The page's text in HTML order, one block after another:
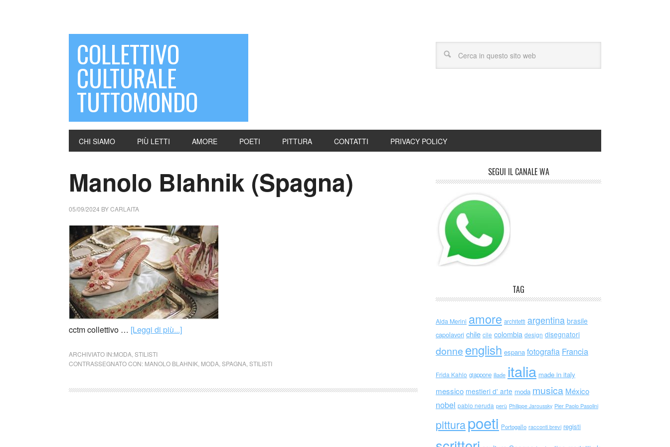
COLLETTIVO
CULTURALE
TUTTOMONDO
CHI SIAMO PIÙ LETTI AMORE POETI PITTURA CONTATTI PRIVACY POLICY
Manolo Blahnik (Spagna)
05/09/2024 BYCARLAITA
cctm collettivo … [Leggi di più...]
ARCHIVIATO IN:MODA STILISTI
CONTRASSEGNATO CON: MANOLO BLAHNIK MODA SPAGNA STILISTI
SEGUI IL CANALE WA
TAG
Alda Merini amore architetti argentina brasile
capolavori chile cile colombia design disegnatori
donne english espana fotografia Francia
Frida Kahlo giappone iliade italia made in italy
messico mestieri d' arte moda musica México
nobel pablo neruda perù Philippe Jaroussky Pier Paolo Pasolini
pitturapoeti Portogallo racconti brevi registi